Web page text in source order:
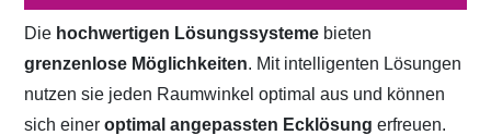
Die hochwertigen Lösungssysteme bieten
grenzenlose Möglichkeiten. Mit intelligenten Lösungen
nutzen sie jeden Raumwinkel optimal aus und können
sich eineroptimal angepassten Ecklösung erfreuen.